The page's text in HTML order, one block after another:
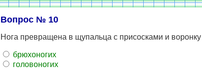
Вопрос № 10
Нога превращена в щупальца с присосками и воронку
брюхоногих
головоногих